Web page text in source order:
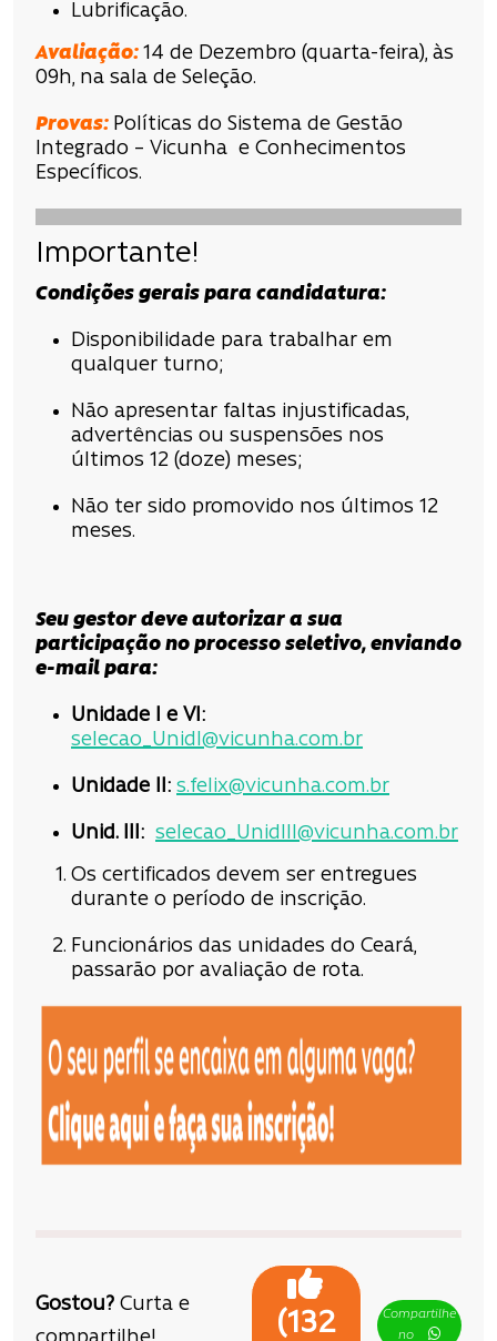
Lubrificação.
Avaliação: 14 de Dezembro (quarta-feira), às
09h, na sala de Seleção.
Provas: Políticas do Sistema de Gestão
Integrado – Vicunha e Conhecimentos
Específicos.
Importante!
Condições gerais para candidatura:
Disponibilidade para trabalhar em
qualquer turno;
Não apresentar faltas injustificadas,
advertências ou suspensões nos
últimos 12 (doze) meses;
Não ter sido promovido nos últimos 12
meses.
Seu gestor deve autorizar a sua
participação no processo seletivo, enviando
e-mail para:
Unidade I e VI:
selecao_UnidI@vicunha.com.br
Unidade II: s.felix@vicunha.com.br
Unid. III: selecao_UnidIII@vicunha.com.br
Os certificados devem ser entregues
durante o período de inscrição.
Funcionários das unidades do Ceará,
passarão por avaliação de rota.
Gostou? Curta e
(132
Compartilhe
no